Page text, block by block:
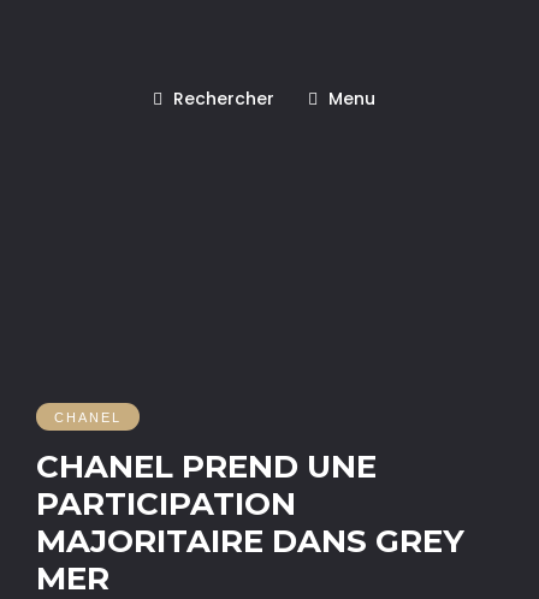
Rechercher Menu
CHANEL
CHANEL PREND UNE
PARTICIPATION
MAJORITAIRE DANS GREY
MER